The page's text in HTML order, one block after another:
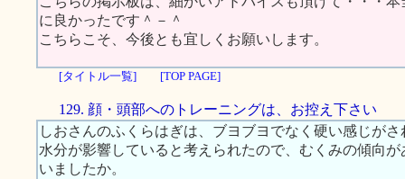
に良かったです＾－＾
こちらこそ、今後とも宜しくお願いします。
[タイトル一覧] [TOP PAGE]
129. 顔・頭部へのトレーニングは、お控え下さい
しおさんのふくらはぎは、ブヨブヨでなく硬い感じが
水分が影響していると考えられたので、むくみの傾向
いましたか。